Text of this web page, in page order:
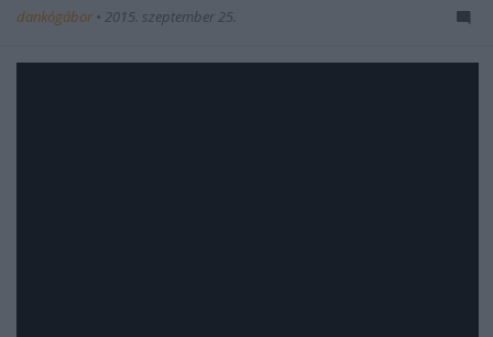
dankógábor • 2015. szeptember 25.